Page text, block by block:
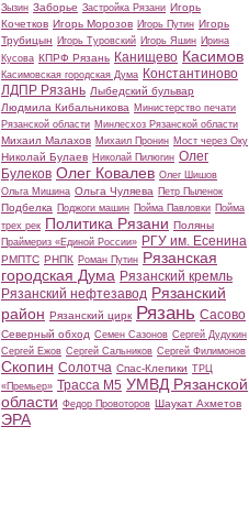
Зызин Заборье Застройка Рязани Игорь
Кочетков Игорь Морозов Игорь Путин Игорь
Трубицын Игорь Туровский Игорь Яшин Ирина
Кусова КПРФ Рязань Канищево Касимов
Касимовская городская Дума Константиново
ЛДПР Рязань Лыбедский бульвар
Людмила Кибальникова Министерство печати
Рязанской области Минлесхоз Рязанской области
Михаил Малахов Михаил Пронин Мост через Оку
Николай Булаев Николай Пилюгин Олег
Булеков Олег Ковалев Олег Шишов
Ольга Мишина Ольга Чуляева Петр Пыленок
Подбелка Поджоги машин Пойма Павловки Пойма
трех рек Политика Рязани Поляны
Праймериз «Единой России» РГУ им. Есенина
РМПТС РНПК Роман Путин Рязанская
городская Дума Рязанский кремль
Рязанский нефтезавод Рязанский
район Рязанский цирк Рязань Сасово
Северный обход Семен Сазонов Сергей Дудукин
Сергей Ежов Сергей Сальников Сергей Филимонов
Скопин Солотча Спас-Клепики ТРЦ
«Премьер» Трасса М5 УМВД Рязанской
области Федор Провоторов Шаукат Ахметов
ЭРА